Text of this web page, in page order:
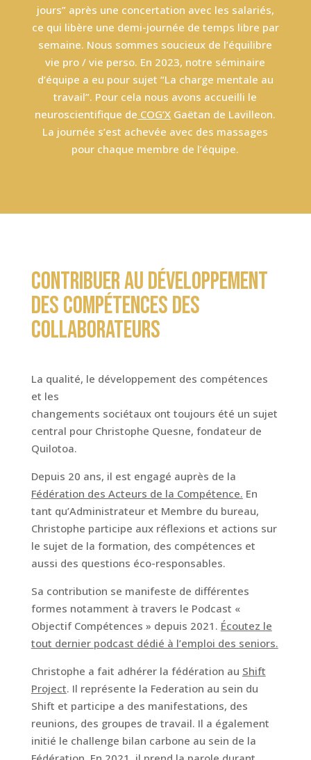
jours” après une concertation avec les salariés,
ce qui libère une demi-journée de temps libre par
semaine. Nous sommes soucieux de l’équilibre
vie pro / vie perso. En 2023, notre séminaire
d’équipe a eu pour sujet “La charge mentale au
travail”. Pour cela nous avons accueilli le
neuroscientifique de COG’X Gaëtan de Lavilleon.
La journée s’est achevée avec des massages
pour chaque membre de l’équipe.
Contribuer au développement
des compétences des
collaborateurs
La qualité, le développement des compétences
et les
changements sociétaux ont toujours été un sujet
central pour Christophe Quesne, fondateur de
Quilotoa.
Depuis 20 ans, il est engagé auprès de la
Fédération des Acteurs de la Compétence. En
tant qu’Administrateur et Membre du bureau,
Christophe participe aux réflexions et actions sur
le sujet de la formation, des compétences et
aussi des questions éco-responsables.
Sa contribution se manifeste de différentes
formes notamment à travers le Podcast «
Objectif Compétences » depuis 2021. Écoutez le
tout dernier podcast dédié à l’emploi des seniors.
Christophe a fait adhérer la fédération au Shift
Project. Il représente la Federation au sein du
Shift et participe a des manifestations, des
reunions, des groupes de travail. Il a également
initié le challenge bilan carbone au sein de la